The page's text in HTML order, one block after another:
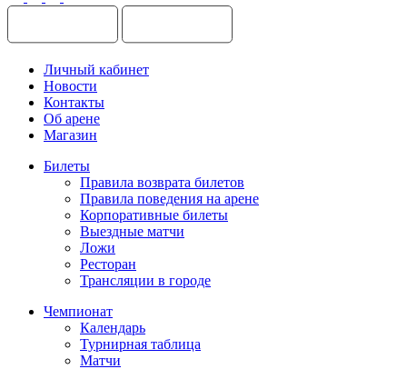
Личный кабинет
Новости
Контакты
Об арене
Магазин
Билеты
Правила возврата билетов
Правила поведения на арене
Корпоративные билеты
Выездные матчи
Ложи
Ресторан
Трансляции в городе
Чемпионат
Календарь
Турнирная таблица
Матчи